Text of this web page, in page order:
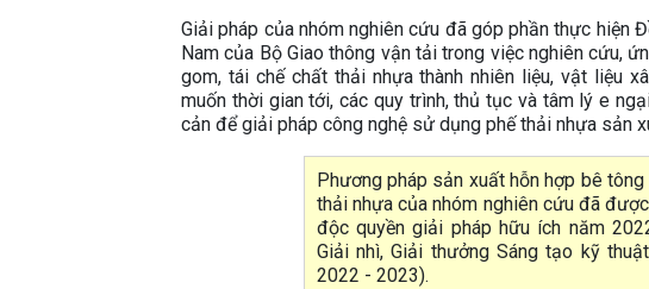
Giải pháp của nhóm nghiên cứu đã góp phần thực hiện
Nam của Bộ Giao thông vận tải trong việc nghiên cứu,
gom, tái chế chất thải nhựa thành nhiên liệu, vật liệu
muốn thời gian tới, các quy trình, thủ tục và tâm lý e
cản để giải pháp công nghệ sử dụng phế thải nhựa sản
Phương pháp sản xuất hỗn hợp bê
thải nhựa của nhóm nghiên cứu đã
độc quyền giải pháp hữu ích năm
Giải nhì, Giải thưởng Sáng tạo kỹ
2022 - 2023).